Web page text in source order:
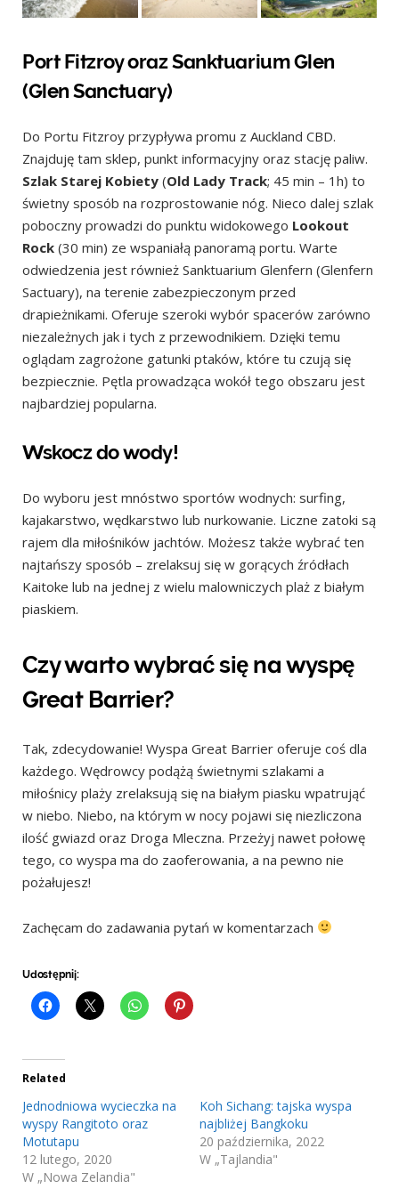
Port Fitzroy oraz Sanktuarium Glen
(Glen Sanctuary)
Do Portu Fitzroy przypływa promu z Auckland CBD.
Znajduję tam sklep, punkt informacyjny oraz stację paliw.
Szlak Starej Kobiety (Old Lady Track; 45 min – 1h) to
świetny sposób na rozprostowanie nóg. Nieco dalej szlak
poboczny prowadzi do punktu widokowego Lookout
Rock (30 min) ze wspaniałą panoramą portu. Warte
odwiedzenia jest również Sanktuarium Glenfern (Glenfern
Sactuary), na terenie zabezpieczonym przed
drapieżnikami. Oferuje szeroki wybór spacerów zarówno
niezależnych jak i tych z przewodnikiem. Dzięki temu
oglądam zagrożone gatunki ptaków, które tu czują się
bezpiecznie. Pętla prowadząca wokół tego obszaru jest
najbardziej popularna.
Wskocz do wody!
Do wyboru jest mnóstwo sportów wodnych: surfing,
kajakarstwo, wędkarstwo lub nurkowanie. Liczne zatoki są
rajem dla miłośników jachtów. Możesz także wybrać ten
najtańszy sposób – zrelaksuj się w gorących źródłach
Kaitoke lub na jednej z wielu malowniczych plaż z białym
piaskiem.
Czy warto wybrać się na wyspę
Great Barrier?
Tak, zdecydowanie! Wyspa Great Barrier oferuje coś dla
każdego. Wędrowcy podążą świetnymi szlakami a
miłośnicy plaży zrelaksują się na białym piasku wpatrująć
w niebo. Niebo, na którym w nocy pojawi się niezliczona
ilość gwiazd oraz Droga Mleczna. Przeżyj nawet połowę
tego, co wyspa ma do zaoferowania, a na pewno nie
pożałujesz!
Zachęcam do zadawania pytań w komentarzach
Udostępnij:
Related
Jednodniowa wycieczka na
wyspy Rangitoto oraz
Motutapu
12 lutego, 2020
W „Nowa Zelandia"
Koh Sichang: tajska wyspa
najbliżej Bangkoku
20 października, 2022
W „Tajlandia"